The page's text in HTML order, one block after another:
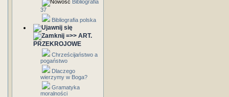
Bibliografia
37
Bibliografia polska
=>> ART.
PRZEKROJOWE
Chrześcijaństwo a
pogaństwo
Dlaczego
wierzymy w Boga?
Gramatyka
moralności